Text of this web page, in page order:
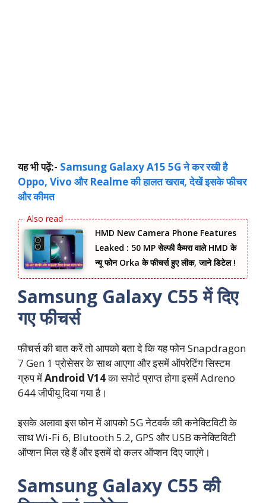
यह भी पढ़ें:- Samsung Galaxy A15 5G ने कर रखी है
Oppo, Vivo और Realme की हालत खराब, देखें इसके फीचर
और कीमत
HMD New Camera Phone Features
Leaked : 50 MP सेल्फी कैमरा वाले HMD के
न्यू फोन Orka के फीचर्स हुए लीक, जाने डिटेल !
Samsung Galaxy C55 में दिए
गए फीचर्स
फीचर्स की बात करें तो आपको बता दे कि यह फोन Snapdragon
7 Gen 1 प्रोसेसर के साथ आएगा और इसमें ऑपरेटिंग सिस्टम
ग्रुप मेंAndroid V14का सपोर्ट प्राप्त होगा इसमें Adreno
644 जीपीयू दिया गया है।
इसके अलावा इस फोन में आपको 5G नेटवर्क की कनेक्टिविटी के
साथ Wi-Fi 6, Blutooth 5.2, GPS और USB कनेक्टिविटी
ऑप्शन मिल रहे हैं और इसमें दो कलर ऑप्शन दिए जाएंगे।
Samsung Galaxy C55 की